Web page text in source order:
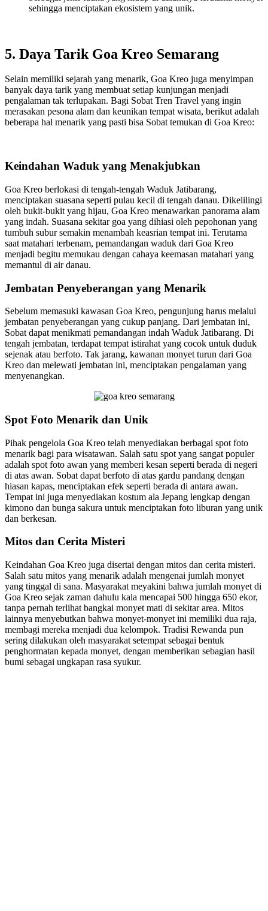
sehingga menciptakan ekosistem yang unik.
5. Daya Tarik Goa Kreo Semarang
Selain memiliki sejarah yang menarik, Goa Kreo juga menyimpan
banyak daya tarik yang membuat setiap kunjungan menjadi
pengalaman tak terlupakan. Bagi Sobat Tren Travel yang ingin
merasakan pesona alam dan keunikan tempat wisata, berikut adalah
beberapa hal menarik yang pasti bisa Sobat temukan di Goa Kreo:
Keindahan Waduk yang Menakjubkan
Goa Kreo berlokasi di tengah-tengah Waduk Jatibarang,
menciptakan suasana seperti pulau kecil di tengah danau. Dikelilingi
oleh bukit-bukit yang hijau, Goa Kreo menawarkan panorama alam
yang indah. Suasana sekitar goa yang dihiasi oleh pepohonan yang
tumbuh subur semakin menambah keasrian tempat ini. Terutama
saat matahari terbenam, pemandangan waduk dari Goa Kreo
menjadi begitu memukau dengan cahaya keemasan matahari yang
memantul di air danau.
Jembatan Penyeberangan yang Menarik
Sebelum memasuki kawasan Goa Kreo, pengunjung harus melalui
jembatan penyeberangan yang cukup panjang. Dari jembatan ini,
Sobat dapat menikmati pemandangan indah Waduk Jatibarang. Di
tengah jembatan, terdapat tempat istirahat yang cocok untuk duduk
sejenak atau berfoto. Tak jarang, kawanan monyet turun dari Goa
Kreo dan melewati jembatan ini, menciptakan pengalaman yang
menyenangkan.
Spot Foto Menarik dan Unik
Pihak pengelola Goa Kreo telah menyediakan berbagai spot foto
menarik bagi para wisatawan. Salah satu spot yang sangat populer
adalah spot foto awan yang memberi kesan seperti berada di negeri
di atas awan. Sobat dapat berfoto di atas gardu pandang dengan
hiasan kapas, menciptakan efek seperti berada di antara awan.
Tempat ini juga menyediakan kostum ala Jepang lengkap dengan
kimono dan bunga sakura untuk menciptakan foto liburan yang unik
dan berkesan.
Mitos dan Cerita Misteri
Keindahan Goa Kreo juga disertai dengan mitos dan cerita misteri.
Salah satu mitos yang menarik adalah mengenai jumlah monyet
yang tinggal di sana. Masyarakat meyakini bahwa jumlah monyet di
Goa Kreo sejak zaman dahulu kala mencapai 500 hingga 650 ekor,
tanpa pernah terlihat bangkai monyet mati di sekitar area. Mitos
lainnya menyebutkan bahwa monyet-monyet ini memiliki dua raja,
membagi mereka menjadi dua kelompok. Tradisi Rewanda pun
sering dilakukan oleh masyarakat setempat sebagai bentuk
penghormatan kepada monyet, dengan memberikan sebagian hasil
bumi sebagai ungkapan rasa syukur.